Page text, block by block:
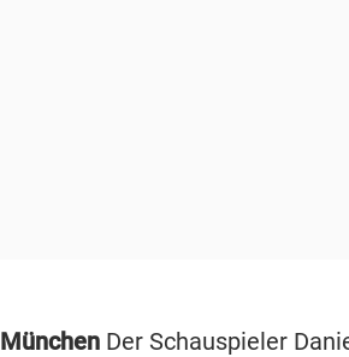
MünchenDer Schauspieler